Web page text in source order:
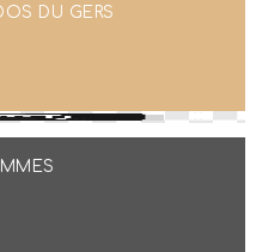
DU GERS